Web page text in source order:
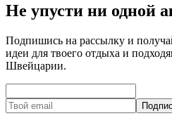
Не упусти ни одной
Подпишись на рассылку и
идеи для твоего отдыха и
Швейцарии.